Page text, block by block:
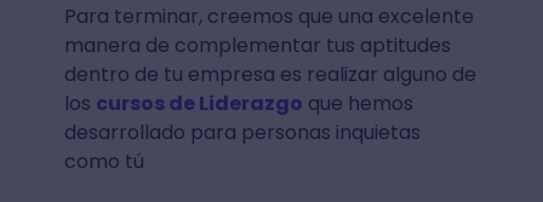
Para terminar, creemos que una excelente
manera de complementar tus aptitudes
dentro de tu empresa es realizar alguno de
los cursos de Liderazgo que hemos
desarrollado para personas inquietas
como tú